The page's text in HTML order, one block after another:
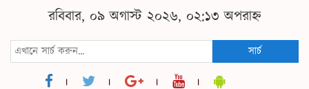
রবিবার, ০৯ অগাস্ট ২০২৬, ০২:১৩ অপরাহ্ন
সার্চ